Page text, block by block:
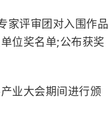
评审团对入围作品
位奖名单;公布获奖
业大会期间进行颁